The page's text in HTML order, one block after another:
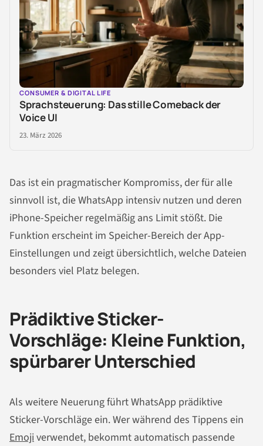
CONSUMER & DIGITAL LIFE
Sprachsteuerung: Das stille Comeback der
Voice UI
23. März 2026
Das ist ein pragmatischer Kompromiss, der für alle
sinnvoll ist, die WhatsApp intensiv nutzen und deren
iPhone-Speicher regelmäßig ans Limit stößt. Die
Funktion erscheint im Speicher-Bereich der App-
Einstellungen und zeigt übersichtlich, welche Dateien
besonders viel Platz belegen.
Prädiktive Sticker-
Vorschläge: Kleine Funktion,
spürbarer Unterschied
Als weitere Neuerung führt WhatsApp prädiktive
Sticker-Vorschläge ein. Wer während des Tippens ein
Emojiverwendet, bekommt automatisch passende